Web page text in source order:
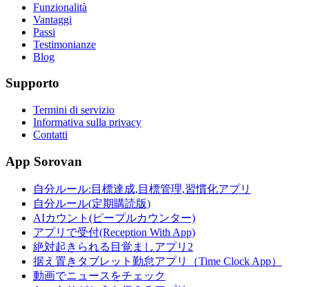
Funzionalità
Vantaggi
Passi
Testimonianze
Blog
Supporto
Termini di servizio
Informativa sulla privacy
Contatti
App Sorovan
自分ルール:目標達成,目標管理,習慣化アプリ
自分ルール(定期購読版)
AIカウント(ピープルカウンター)
アプリで受付(Reception With App)
絶対起きられる目覚ましアプリ2
据え置きタブレット勤怠アプリ（Time Clock App）
動画でニュースをチェック